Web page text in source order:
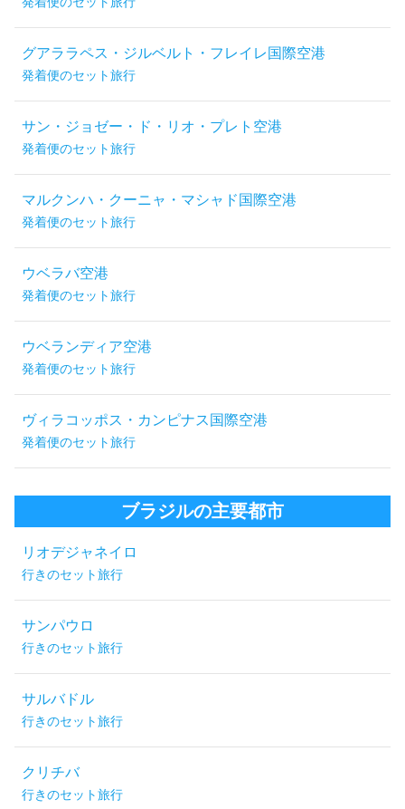
グアララペス・ジルベルト・フレイレ国際空港
発着便のセット旅行
サン・ジョゼー・ド・リオ・プレト空港
発着便のセット旅行
マルクンハ・クーニャ・マシャド国際空港
発着便のセット旅行
ウベラバ空港
発着便のセット旅行
ウベランディア空港
発着便のセット旅行
ヴィラコッポス・カンピナス国際空港
発着便のセット旅行
ブラジルの主要都市
リオデジャネイロ
行きのセット旅行
サンパウロ
行きのセット旅行
サルバドル
行きのセット旅行
クリチバ
行きのセット旅行